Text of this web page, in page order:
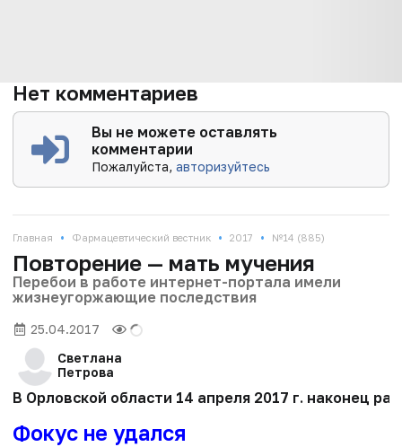
Нет комментариев
Вы не можете оставлять
комментарии
Пожалуйста,авторизуйтесь
Главная • Фармацевтический вестник • 2017 • №14 (885)
Повторение — мать мучения
Перебои в работе интернет-портала имели
жизнеугоржающие последствия
25.04.2017
Светлана
Петрова
В Орловской области 14 апреля 2017 г. наконец
Фокус не удался